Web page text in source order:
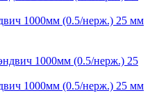
1000мм (0.5/нерж.) 25 мм
1000мм (0.5/нерж.) 25 мм